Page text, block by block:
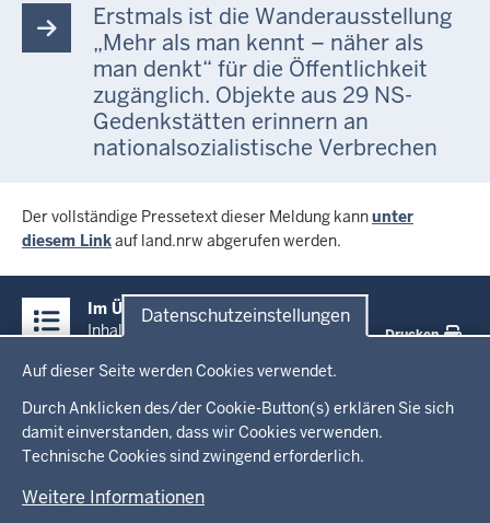
Datenschutzeinstellungen
Auf dieser Seite werden Cookies verwendet.
Durch Anklicken des/der Cookie-Button(s) erklären Sie sich
damit einverstanden, dass wir Cookies verwenden.
Technische Cookies sind zwingend erforderlich.
Weitere Informationen
Erstmals ist die Wanderausstellung
„Mehr als man kennt – näher als
man denkt“ für die Öffentlichkeit
zugänglich. Objekte aus 29 NS-
Gedenkstätten erinnern an
nationalsozialistische Verbrechen
Der vollständige Pressetext dieser Meldung kannunter
diesem Linkauf land.nrw abgerufen werden.
Inhalte
Im Überblick
Inhalt
Drucken
Menü
in
der
Fußzeile
Startseite
Ministerium
Leitung des Hauses